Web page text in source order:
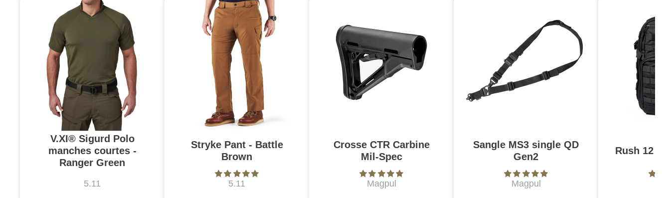
V.XI® Sigurd Polo
manches courtes -
Ranger Green
5.11
Stryke Pant - Battle
Brown
5.11
Crosse CTR Carbine
Mil-Spec
Magpul
Sangle MS3 single QD
Gen2
Magpul
Rush 12